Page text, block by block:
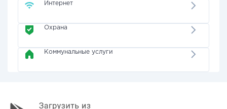
Интернет
Охрана
Коммунальные услуги